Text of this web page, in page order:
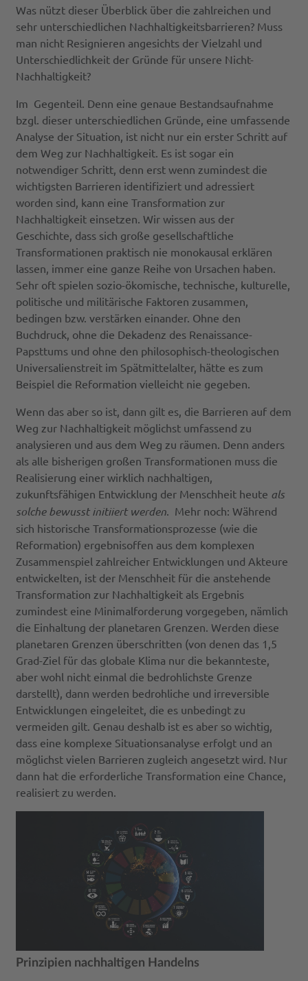
Was nützt dieser Überblick über die zahlreichen und
sehr unterschiedlichen Nachhaltigkeitsbarrieren? Muss
man nicht Resignieren angesichts der Vielzahl und
Unterschiedlichkeit der Gründe für unsere Nicht-
Nachhaltigkeit?
Im Gegenteil. Denn eine genaue Bestandsaufnahme
bzgl. dieser unterschiedlichen Gründe, eine umfassende
Analyse der Situation, ist nicht nur ein erster Schritt auf
dem Weg zur Nachhaltigkeit. Es ist sogar ein
notwendiger Schritt, denn erst wenn zumindest die
wichtigsten Barrieren identifiziert und adressiert
worden sind, kann eine Transformation zur
Nachhaltigkeit einsetzen. Wir wissen aus der
Geschichte, dass sich große gesellschaftliche
Transformationen praktisch nie monokausal erklären
lassen, immer eine ganze Reihe von Ursachen haben.
Sehr oft spielen sozio-ökomische, technische, kulturelle,
politische und militärische Faktoren zusammen,
bedingen bzw. verstärken einander. Ohne den
Buchdruck, ohne die Dekadenz des Renaissance-
Papsttums und ohne den philosophisch-theologischen
Universalienstreit im Spätmittelalter, hätte es zum
Beispiel die Reformation vielleicht nie gegeben.
Wenn das aber so ist, dann gilt es, die Barrieren auf dem
Weg zur Nachhaltigkeit möglichst umfassend zu
analysieren und aus dem Weg zu räumen. Denn anders
als alle bisherigen großen Transformationen muss die
Realisierung einer wirklich nachhaltigen,
zukunftsfähigen Entwicklung der Menschheit heute als
solche bewusst initiiert werden . Mehr noch: Während
sich historische Transformationsprozesse (wie die
Reformation) ergebnisoffen aus dem komplexen
Zusammenspiel zahlreicher Entwicklungen und Akteure
entwickelten, ist der Menschheit für die anstehende
Transformation zur Nachhaltigkeit als Ergebnis
zumindest eine Minimalforderung vorgegeben, nämlich
die Einhaltung der planetaren Grenzen. Werden diese
planetaren Grenzen überschritten (von denen das 1,5
Grad-Ziel für das globale Klima nur die bekannteste,
aber wohl nicht einmal die bedrohlichste Grenze
darstellt), dann werden bedrohliche und irreversible
Entwicklungen eingeleitet, die es unbedingt zu
vermeiden gilt. Genau deshalb ist es aber so wichtig,
dass eine komplexe Situationsanalyse erfolgt und an
möglichst vielen Barrieren zugleich angesetzt wird. Nur
dann hat die erforderliche Transformation eine Chance,
realisiert zu werden.
Prinzipien nachhaltigen Handelns